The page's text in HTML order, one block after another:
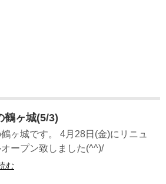
鶴ヶ城(5/3)
ヶ城です。 4月28日(金)にリニュ
ープン致しました(^^)/
む